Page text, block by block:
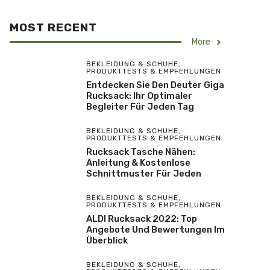
MOST RECENT
More
BEKLEIDUNG & SCHUHE,
PRODUKTTESTS & EMPFEHLUNGEN
Entdecken Sie Den Deuter Giga
Rucksack: Ihr Optimaler
Begleiter Für Jeden Tag
BEKLEIDUNG & SCHUHE,
PRODUKTTESTS & EMPFEHLUNGEN
Rucksack Tasche Nähen:
Anleitung & Kostenlose
Schnittmuster Für Jeden
BEKLEIDUNG & SCHUHE,
PRODUKTTESTS & EMPFEHLUNGEN
ALDI Rucksack 2022: Top
Angebote Und Bewertungen Im
Überblick
BEKLEIDUNG & SCHUHE,